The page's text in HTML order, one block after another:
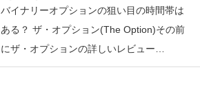
バイナリーオプションの狙い目の時間帯は
ある？ ザ・オプション(The Option)その前
にザ・オプションの詳しいレビュー…